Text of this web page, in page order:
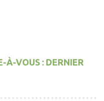
À-VOUS : DERNIER